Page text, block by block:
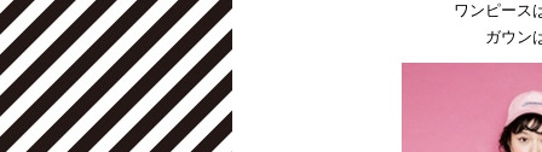
ワンピース
ガウン